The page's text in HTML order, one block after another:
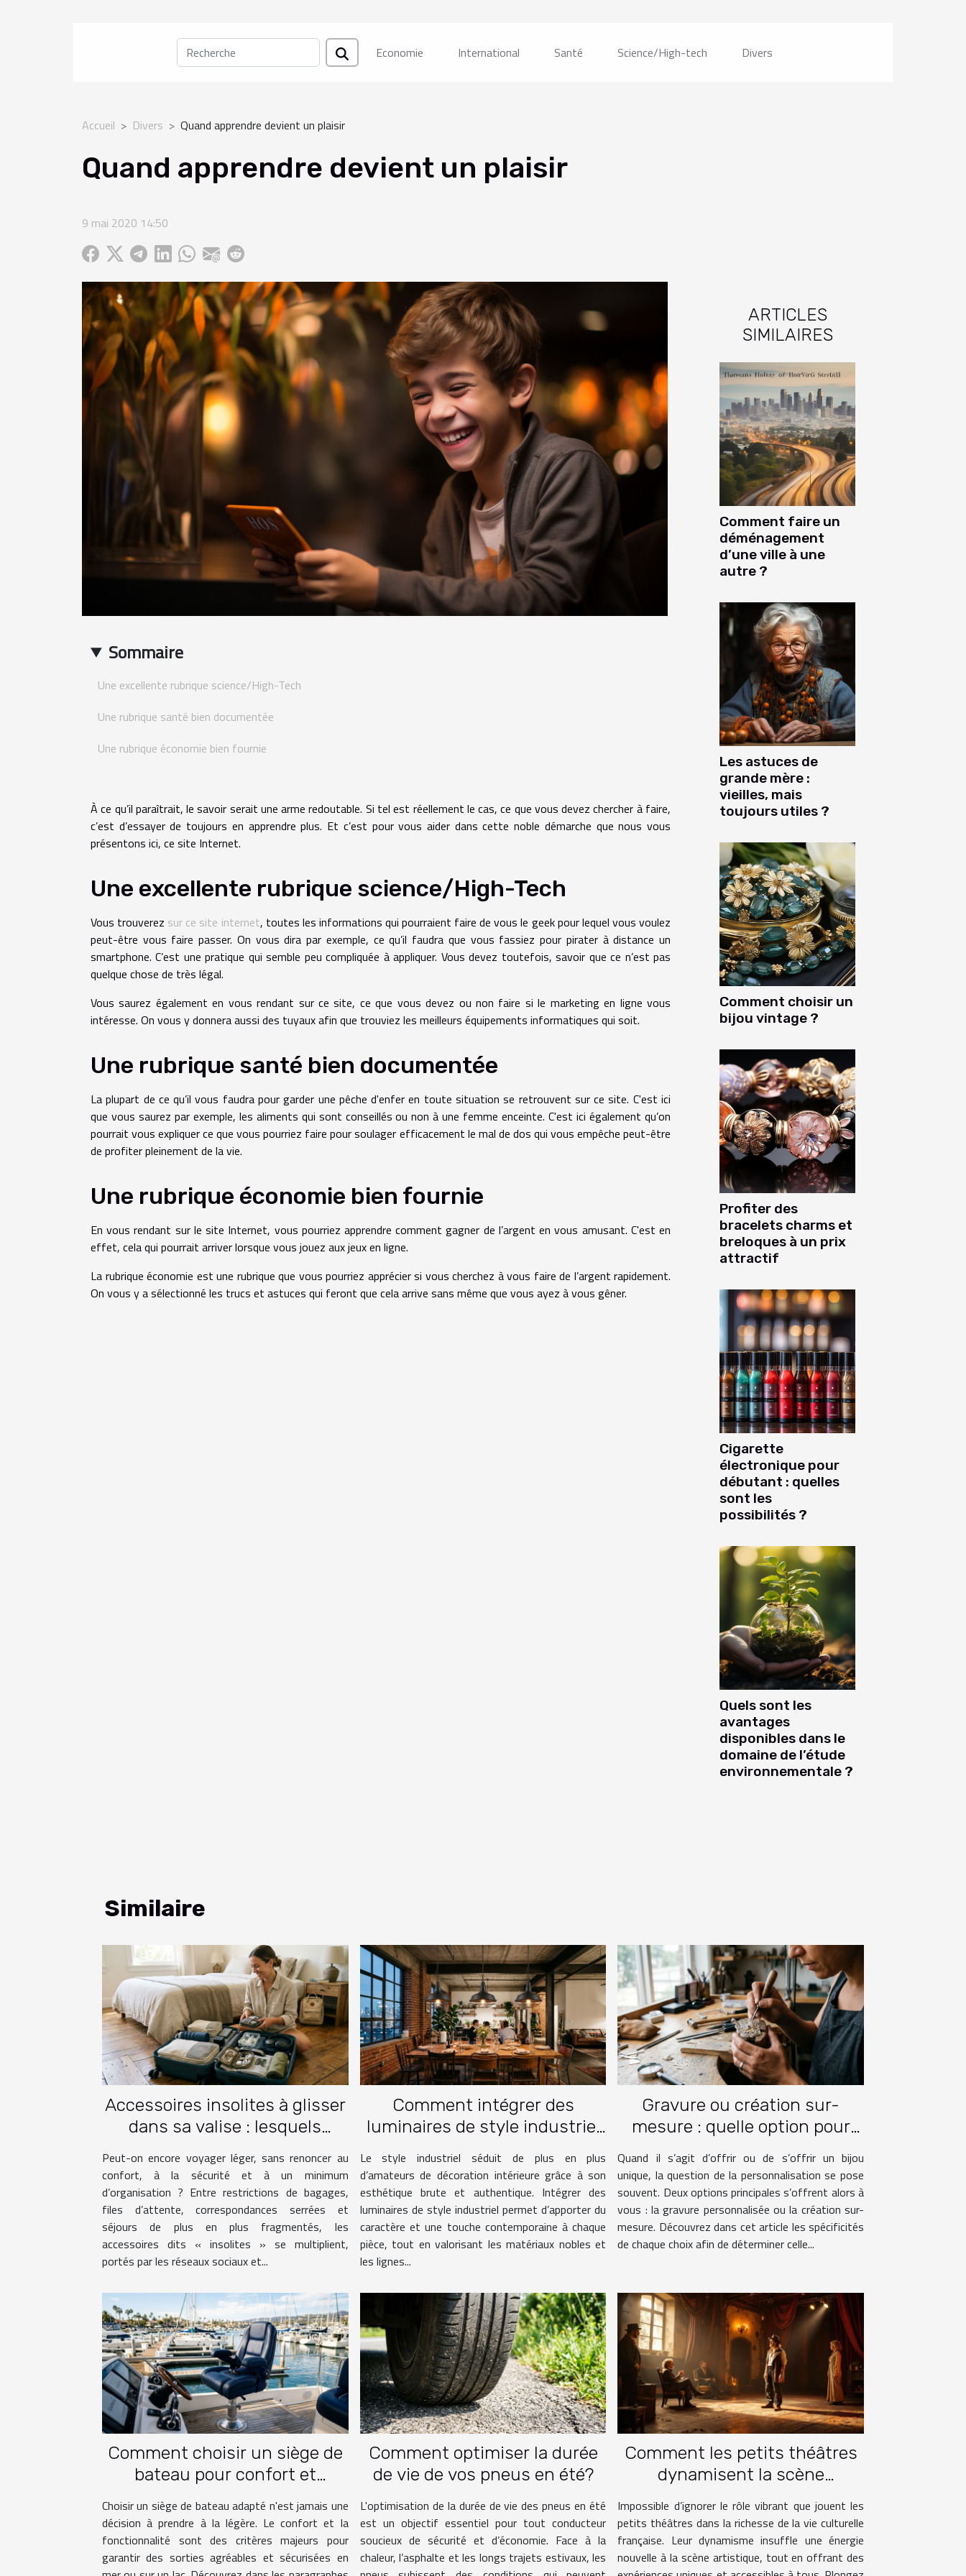
Economie International Santé Science/High-tech Divers
Accueil Divers Quand apprendre devient un plaisir
Quand apprendre devient un plaisir
9 mai 2020 14:50
Sommaire
Une excellente rubrique science/High-Tech
Une rubrique santé bien documentée
Une rubrique économie bien fournie
À ce qu’il paraîtrait, le savoir serait une arme redoutable. Si tel est réellement le cas, ce que vous devez chercher à faire,
c’est d’essayer de toujours en apprendre plus. Et c’est pour vous aider dans cette noble démarche que nous vous
présentons ici, ce site Internet.
Une excellente rubrique science/High-Tech
Vous trouverez sur ce site internet, toutes les informations qui pourraient faire de vous le geek pour lequel vous voulez
peut-être vous faire passer. On vous dira par exemple, ce qu’il faudra que vous fassiez pour pirater à distance un
smartphone. C’est une pratique qui semble peu compliquée à appliquer. Vous devez toutefois, savoir que ce n’est pas
quelque chose de très légal.
Vous saurez également en vous rendant sur ce site, ce que vous devez ou non faire si le marketing en ligne vous
intéresse. On vous y donnera aussi des tuyaux afin que trouviez les meilleurs équipements informatiques qui soit.
Une rubrique santé bien documentée
La plupart de ce qu’il vous faudra pour garder une pêche d'enfer en toute situation se retrouvent sur ce site. C'est ici
que vous saurez par exemple, les aliments qui sont conseillés ou non à une femme enceinte. C'est ici également qu’on
pourrait vous expliquer ce que vous pourriez faire pour soulager efficacement le mal de dos qui vous empêche peut-être
de profiter pleinement de la vie.
Une rubrique économie bien fournie
En vous rendant sur le site Internet, vous pourriez apprendre comment gagner de l’argent en vous amusant. C'est en
effet, cela qui pourrait arriver lorsque vous jouez aux jeux en ligne.
La rubrique économie est une rubrique que vous pourriez apprécier si vous cherchez à vous faire de l’argent rapidement.
On vous y a sélectionné les trucs et astuces qui feront que cela arrive sans même que vous ayez à vous gêner.
ARTICLES
SIMILAIRES
Comment faire un
déménagement
d’une ville à une
autre ?
Les astuces de
grande mère :
vieilles, mais
toujours utiles ?
Comment choisir un
bijou vintage ?
Profiter des
bracelets charms et
breloques à un prix
attractif
Cigarette
électronique pour
débutant : quelles
sont les
possibilités ?
Quels sont les
avantages
disponibles dans le
domaine de l’étude
environnementale ?
Similaire
Accessoires insolites à glisser
dans sa valise : lesquels
facilitent vraiment le voyage ?
Peut-on encore voyager léger, sans renoncer au
confort, à la sécurité et à un minimum
d’organisation ? Entre restrictions de bagages,
files d’attente, correspondances serrées et
séjours de plus en plus fragmentés, les
accessoires dits « insolites » se multiplient,
portés par les réseaux sociaux et...
Comment intégrer des
luminaires de style industriel
dans votre intérieur ?
Le style industriel séduit de plus en plus
d’amateurs de décoration intérieure grâce à son
esthétique brute et authentique. Intégrer des
luminaires de style industriel permet d’apporter du
caractère et une touche contemporaine à chaque
pièce, tout en valorisant les matériaux nobles et
les lignes...
Gravure ou création sur-
mesure : quelle option pour
Quand il s’agit d’offrir ou de s’offrir un bijou
unique, la question de la personnalisation se pose
souvent. Deux options principales s’offrent alors à
vous : la gravure personnalisée ou la création sur-
mesure. Découvrez dans cet article les spécificités
de chaque choix afin de déterminer celle...
Comment choisir un siège de
bateau pour confort et
fonctionnalité?
Choisir un siège de bateau adapté n'est jamais une
décision à prendre à la légère. Le confort et la
fonctionnalité sont des critères majeurs pour
garantir des sorties agréables et sécurisées en
Comment optimiser la durée
de vie de vos pneus en été?
L'optimisation de la durée de vie des pneus en été
est un objectif essentiel pour tout conducteur
soucieux de sécurité et d’économie. Face à la
chaleur, l’asphalte et les longs trajets estivaux, les
Comment les petits théâtres
dynamisent la scène
Impossible d’ignorer le rôle vibrant que jouent les
petits théâtres dans la richesse de la vie culturelle
française. Leur dynamisme insuffle une énergie
nouvelle à la scène artistique, tout en offrant des